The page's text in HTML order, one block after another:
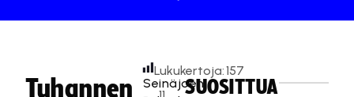
Tuhannen
Lukukertoja:157
SeinäjoenSUOSITTUA